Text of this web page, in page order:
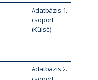
Adatbázis 1.
csoport
(Külső)
Adatbázis 2.